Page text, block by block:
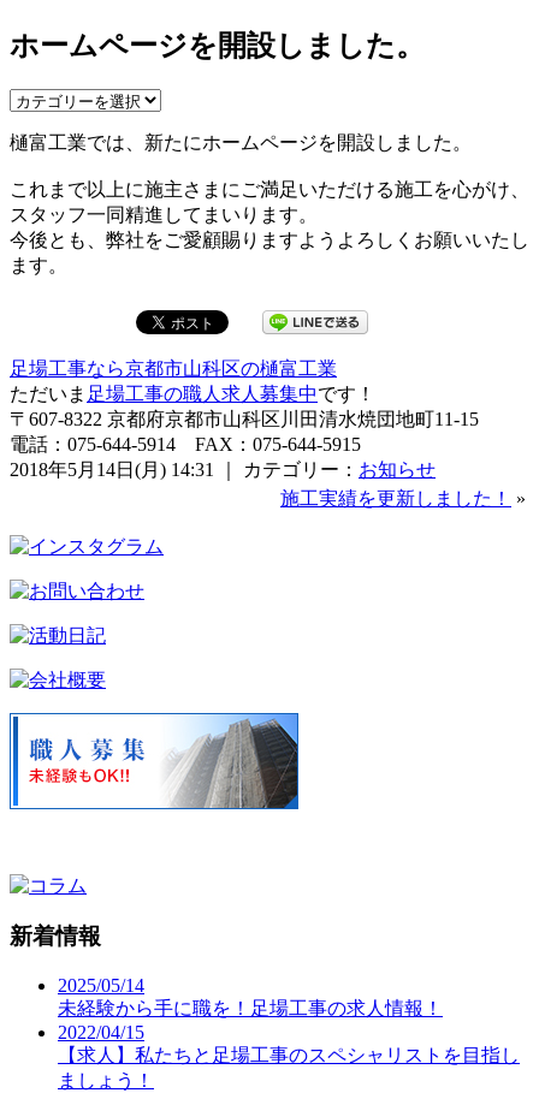
ホームページを開設しました。
樋富工業では、新たにホームページを開設しました。
これまで以上に施主さまにご満足いただける施工を心がけ、
スタッフ一同精進してまいります。
今後とも、弊社をご愛顧賜りますようよろしくお願いいたし
ます。
足場工事なら京都市山科区の樋富工業
ただいま 足場工事の職人求人募集中です！
〒607-8322 京都府京都市山科区川田清水焼団地町11-15
電話：075-644-5914 FAX：075-644-5915
2018年5月14日(月) 14:31 ｜ カテゴリー： お知らせ
施工実績を更新しました！
»
新着情報
2025/05/14
未経験から手に職を！足場工事の求人情報！
2022/04/15
【求人】私たちと足場工事のスペシャリストを目指し
ましょう！